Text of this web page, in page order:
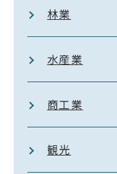
林業
水産業
商工業
観光